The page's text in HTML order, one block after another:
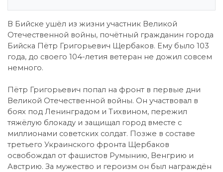
В Бийске ушёл из жизни участник Великой
Отечественной войны, почётный гражданин города
Бийска Пётр Григорьевич Щербаков. Ему было 103
года, до своего 104-летия ветеран не дожил совсем
немного.
Пётр Григорьевич попал на фронт в первые дни
Великой Отечественной войны. Он участвовал в
боях под Ленинградом и Тихвином, пережил
тяжёлую блокаду и защищал город вместе с
миллионами советских солдат. Позже в составе
третьего Украинского фронта Щербаков
освобождал от фашистов Румынию, Венгрию и
Австрию. За мужество и героизм он был награждён